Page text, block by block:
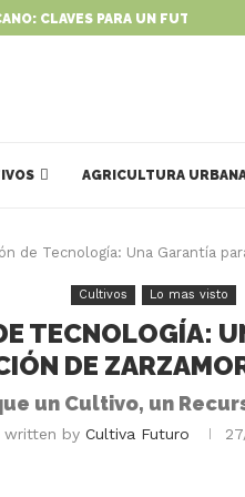
CLAVES PARA UN FUTURO
AGRICULTURA
de Tecnología: Una Garantía
Cultivos Lo mas visto
TECNOLOGÍA:
DE
un Cultivo, un
written by Cultiva Futuro